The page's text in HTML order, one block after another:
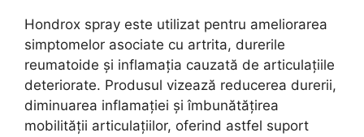
Hondrox spray este utilizat pentru ameliorarea
simptomelor asociate cu artrita, durerile
reumatoide și inflamația cauzată de articulațiile
deteriorate. Produsul vizează reducerea durerii,
diminuarea inflamației și îmbunătățirea
mobilității articulațiilor, oferind astfel suport